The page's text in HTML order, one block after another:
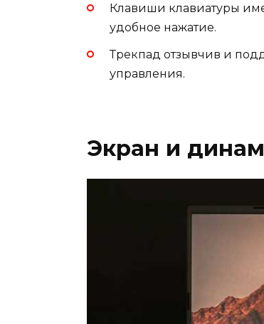
Клавиши клавиатуры
удобное нажатие.
Трекпад отзывчив и
управления.
Экран и